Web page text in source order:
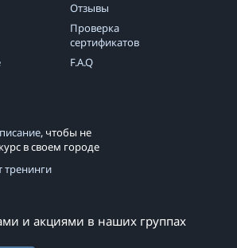
Отзывы
Проверка
сертификатов
F.A.Q
, чтобы не
в своем городе
тренинги
и акциями в наших группах